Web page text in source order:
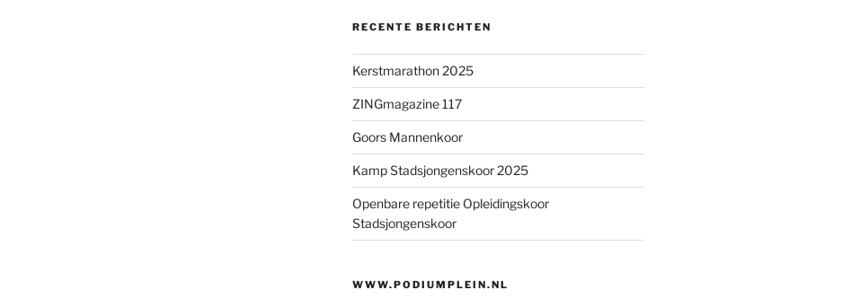
RECENTE BERICHTEN
Kerstmarathon 2025
ZINGmagazine 117
Goors Mannenkoor
Kamp Stadsjongenskoor 2025
Openbare repetitie Opleidingskoor
Stadsjongenskoor
WWW.PODIUMPLEIN.NL